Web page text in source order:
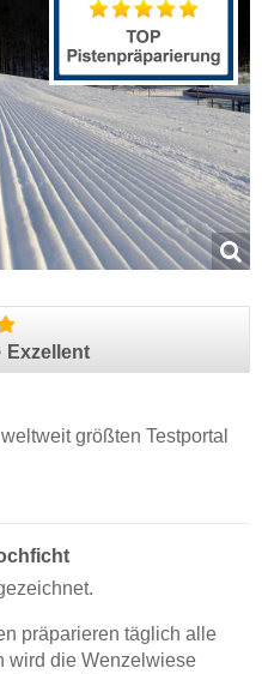
Exzellent
größten Testportal
präparieren täglich alle
wird die Wenzelwiese